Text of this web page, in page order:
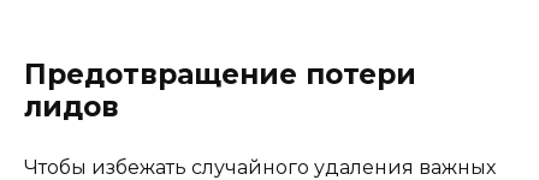
Предотвращение потери
лидов
Чтобы избежать случайного удаления важных